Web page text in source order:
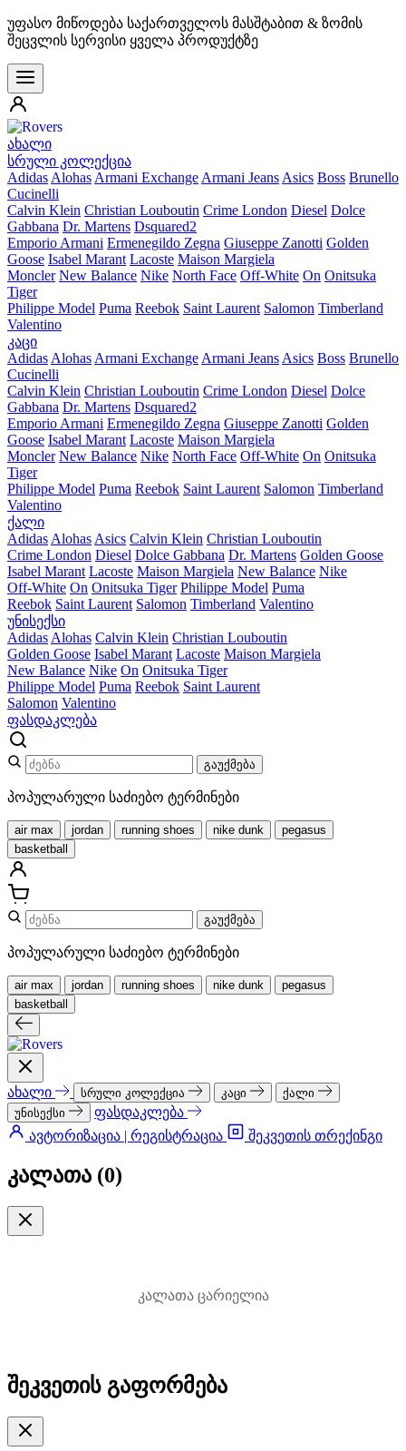
უფასო მიწოდება საქართველოს მასშტაბით & ზომის
შეცვლის სერვისი ყველა პროდუქტზე
ახალი
სრული კოლექცია
Adidas Alohas Armani Exchange Armani Jeans Asics Boss Brunello
Cucinelli
Calvin Klein Christian Louboutin Crime London Diesel Dolce
Gabbana Dr. Martens Dsquared2
Emporio Armani Ermenegildo Zegna Giuseppe Zanotti Golden
Goose Isabel Marant Lacoste Maison Margiela
Moncler New Balance Nike North Face Off-White On Onitsuka
Tiger
Philippe Model Puma Reebok Saint Laurent Salomon Timberland
Valentino
კაცი
Adidas Alohas Armani Exchange Armani Jeans Asics Boss Brunello
Cucinelli
Calvin Klein Christian Louboutin Crime London Diesel Dolce
Gabbana Dr. Martens Dsquared2
Emporio Armani Ermenegildo Zegna Giuseppe Zanotti Golden
Goose Isabel Marant Lacoste Maison Margiela
Moncler New Balance Nike North Face Off-White On Onitsuka
Tiger
Philippe Model Puma Reebok Saint Laurent Salomon Timberland
Valentino
ქალი
Adidas Alohas Asics Calvin Klein Christian Louboutin
Crime London Diesel Dolce Gabbana Dr. Martens Golden Goose
Isabel Marant Lacoste Maison Margiela New Balance Nike
Off-White On Onitsuka Tiger Philippe Model Puma
Reebok Saint Laurent Salomon Timberland Valentino
უნისექსი
Adidas Alohas Calvin Klein Christian Louboutin
Golden Goose Isabel Marant Lacoste Maison Margiela
New Balance Nike On Onitsuka Tiger
Philippe Model Puma Reebok Saint Laurent
Salomon Valentino
ფასდაკლება
გაუქმება
პოპულარული საძიებო ტერმინები
air max jordan running shoes nike dunk
pegasus
basketball
გაუქმება
პოპულარული საძიებო ტერმინები
air max jordan running shoes nike dunk
pegasus
basketball
ახალი სრული კოლექცია კაცი
ქალი
უნისექსი
ფასდაკლება
ავტორიზაცია | რეგისტრაცია
შეკვეთის თრექინგი
კალათა (0)
კალათა ცარიელია
შეკვეთის გაფორმება